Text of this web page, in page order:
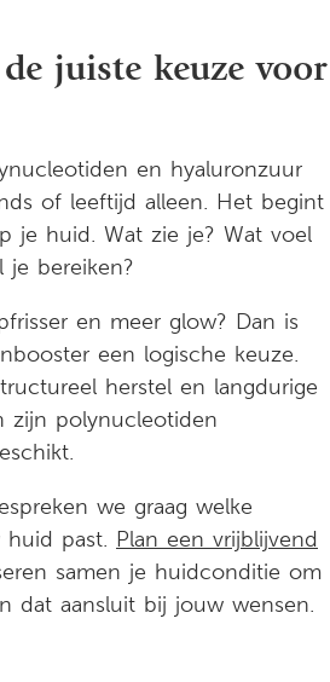
juiste keuze voor
en hyaluronzuur
of leeftijd alleen. Het begint
je huid. Wat zie je? Wat voel
je bereiken?
en meer glow? Dan is
een logische keuze.
herstel en langdurige
zijn polynucleotiden
we graag welke
huid past. Plan een vrijblijvend
samen je huidconditie om
dat aansluit bij jouw wensen.